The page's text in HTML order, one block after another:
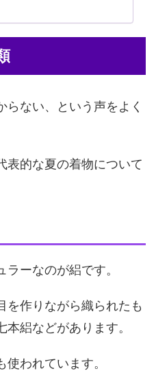
らない、という声をよく
表的な夏の着物について
ーなのが絽です。
を作りながら織られたも
絽などがあります。
われています。